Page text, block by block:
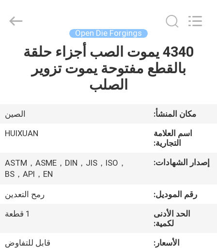
الصفحة
الرئيسية
أشرطة
ENERGY
EQUIPMENT
Open Die Forgings
4340 يموت الصب أجزاء حلقة
بالقطع مفتوحة يموت تزوير
الصلب
مكان المنشأ:
الصين
اسم العلامة
التجارية:
HUIXUAN
إصدار الشهادات:
ASTM，ASME，DIN，JIS，ISO，
BS，API，EN
رقم الموديل:
رمح التعدين
الحد الأدنى
لكمية:
1 قطعة
الأسعار:
قابل للتفاوض